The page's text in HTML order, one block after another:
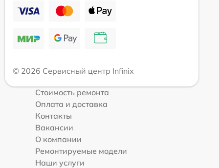
© 2026 Сервисный центр Infinix
Стоимость ремонта
Оплата и доставка
Контакты
Вакансии
О компании
Ремонтируемые модели
Наши услуги